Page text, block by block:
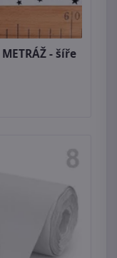
- šíře